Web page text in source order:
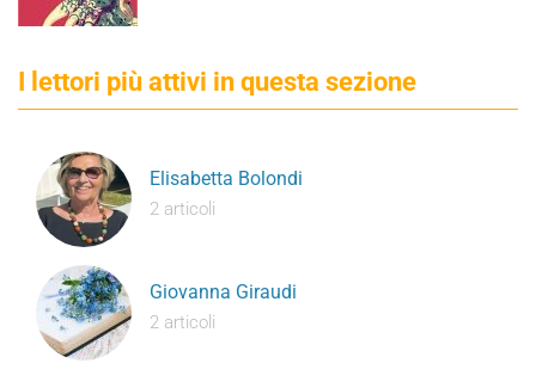
I lettori più attivi in questa sezione
Elisabetta Bolondi
2 articoli
Giovanna Giraudi
2 articoli